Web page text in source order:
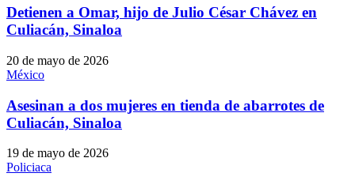
Detienen a Omar, hijo de Julio César Chávez en
Culiacán, Sinaloa
20 de mayo de 2026
México
Asesinan a dos mujeres en tienda de abarrotes de
Culiacán, Sinaloa
19 de mayo de 2026
Policiaca